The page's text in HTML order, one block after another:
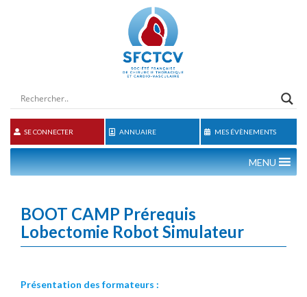
SE CONNECTER ANNUAIRE MES ÉVÈNEMENTS
MENU
BOOT CAMP Prérequis
Lobectomie Robot Simulateur
Présentation des formateurs :